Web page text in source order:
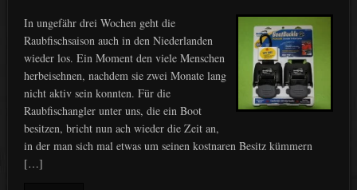
In ungefähr drei Wochen geht die
Raubfischsaison auch in den Niederlanden
wieder los. Ein Moment den viele Menschen
herbeisehnen, nachdem sie zwei Monate lang
nicht aktiv sein konnten. Für die
Raubfischangler unter uns, die ein Boot
besitzen, bricht nun ach wieder die Zeit an,
in der man sich mal etwas um seinen kostnaren Besitz kümmern
[…]